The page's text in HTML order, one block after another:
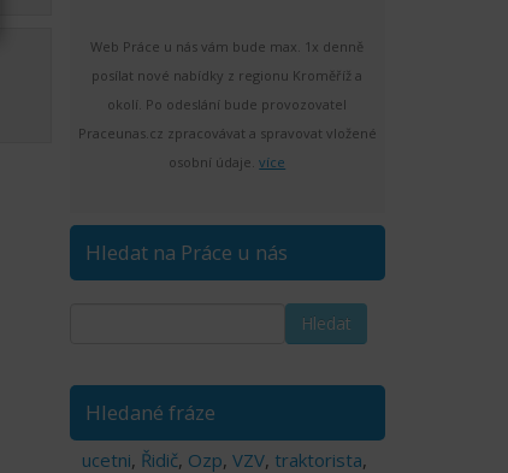
Web Práce u nás vám bude max. 1x denně
posílat nové nabídky z regionu Kroměříž a
okolí. Po odeslání bude provozovatel
Praceunas.cz zpracovávat a spravovat vložené
osobní údaje.více
Hledat na Práce u nás
Hledané fráze
ucetni, Řidič, Ozp, VZV, traktorista,